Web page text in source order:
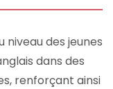
niveau des jeunes
dans des
renforçant ainsi